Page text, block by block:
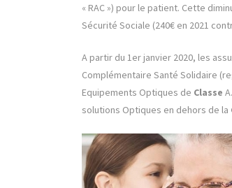
« RAC ») pour le patient. Cette
Sécurité Sociale (240€ en 2021
A partir du 1er janvier 2020, les
Complémentaire Santé Solidaire
Equipements Optiques de Classe
solutions Optiques en dehors de la